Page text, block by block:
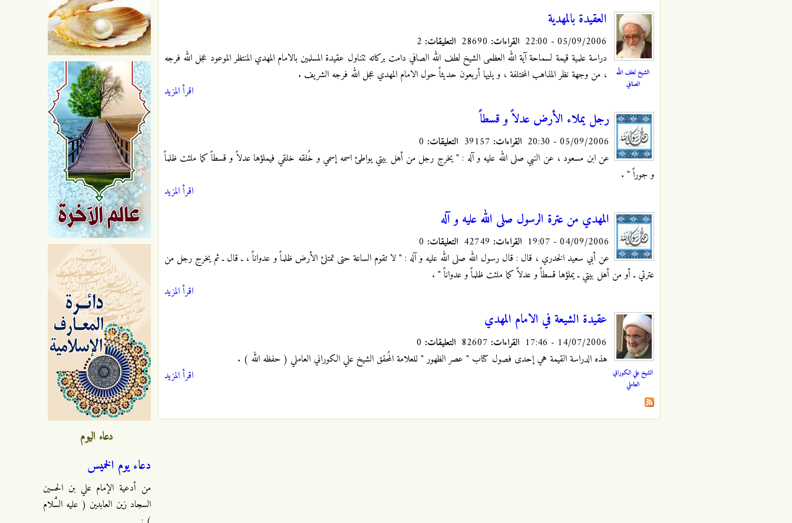
الشيخ لطف الله
الصافي
العقيدة بالمهدية
05/09/2006 - 22:00 القراءات: التعليقات:
دراسة علمية قيمة لسماحة آية الله العظمى الشيخ لطف الله الصافي دامت بركاته تتناول عقيدة المسلمين بالامام المهدي المنتظر الموعود عجل الله فرجه
، من وجهة نظر المذاهب المختلفة ، و يليها أربعون حديثاً حول الامام المهدي عجل الله فرجه الشريف .
اقرأ المزيد
رجل يملاء الأرض عدلاً و قسطاً
05/09/2006 - 20:30 القراءات: التعليقات:
عن ابن مسعود ، عن النبي صلى الله عليه و آله : " يخرج رجل من أهل بيتي يواطئ اسمه إسمي و خُلقه خلقي فيملؤها عدلاً و قسطاً كما ملئت ظلماً
و جوراً " .
اقرأ المزيد
المهدي من عترة الرسول صلى الله عليه و آله
04/09/2006 - 19:07 القراءات: التعليقات:
عن أبي سعيد الخدري ، قال : قال رسول الله صلى الله عليه و آله : " لا تقوم الساعة حتى تمتلئ الأرض ظلماً و عدواناً ، ـ قال ـ ثم يخرج رجل من
عترتي ـ أو من أهل بيتي ـ يملؤها قسطاً و عدلاً كما ملئت ظلماً و عدواناً " .
اقرأ المزيد
الشيخ علي الكوراني
العاملي
عقيدة الشيعة في الامام المهدي
14/07/2006 - 17:46 القراءات: التعليقات:
هذه الدراسة القيمة هي إحدى فصول كتاب " عصر الظهور " للعلامة المُحقق الشيخ علي الكوراني العاملي ( حفظه الله ) .
اقرأ المزيد
دعاء اليوم
دعاء يوم الخميس
من أدعية الإمام علي بن الحسين
السجاد زين العابدين ( عليه السَّلام